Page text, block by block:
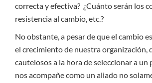
correcta y efectiva? ¿Cuánto serán los
resistencia al cambio, etc.?
No obstante, a pesar de que el cambio
el crecimiento de nuestra organización,
cautelosos a la hora de seleccionar a un
nos acompañe como un aliado no